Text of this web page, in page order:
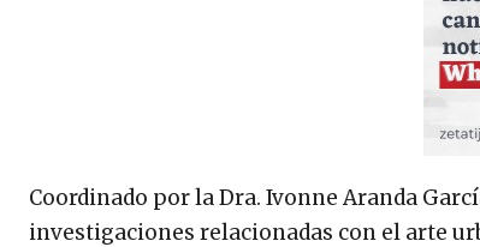
Coordinado por la Dra. Ivonne Aranda
investigaciones relacionadas con el arte